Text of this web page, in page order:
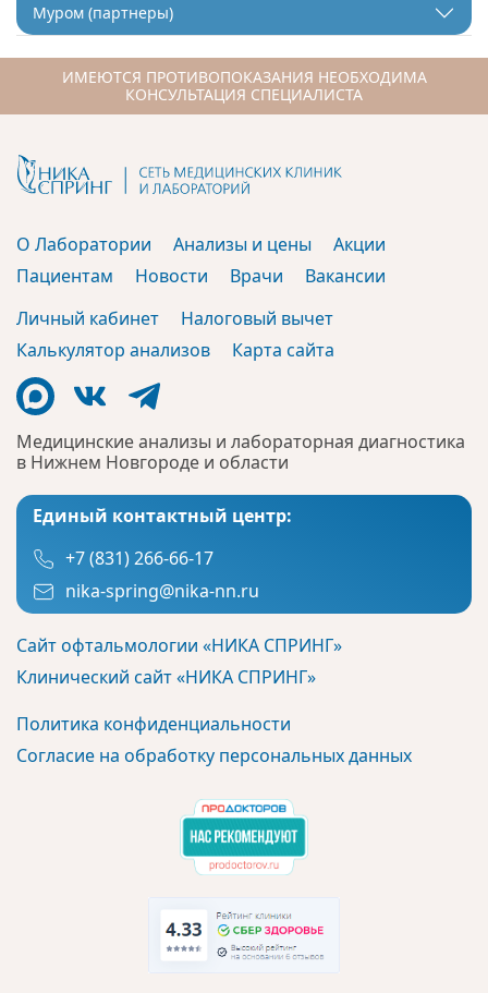
Муром (партнеры)
ИМЕЮТСЯ ПРОТИВОПОКАЗАНИЯ НЕОБХОДИМА
КОНСУЛЬТАЦИЯ СПЕЦИАЛИСТА
Медицинские анализы и лабораторная диагностика
в Нижнем Новгороде и области
Единый контактный центр:
+7 (831) 266-66-17
nika-spring@nika-nn.ru
Сайт офтальмологии «НИКА СПРИНГ»
Клинический сайт «НИКА СПРИНГ»
Политика конфиденциальности
Согласие на обработку персональных данных
О Лаборатории Анализы и цены
Акции
Пациентам
Новости Врачи
Вакансии
Личный кабинет
Налоговый вычет
Калькулятор анализов
Карта сайта